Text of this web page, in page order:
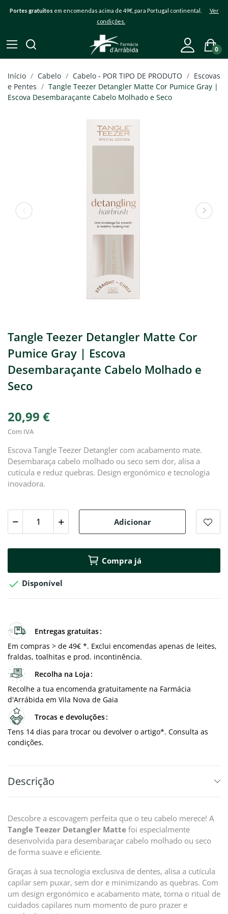
Portes gratuitos em encomendas acima de 49€, para Portugal continental. Ver
condições.
0
Início Cabelo Cabelo - POR TIPO DE PRODUTO
Escovas
e Pentes
Tangle Teezer Detangler Matte Cor Pumice Gray |
Escova Desembaraçante Cabelo Molhado e Seco
Tangle Teezer Detangler Matte Cor
Pumice Gray | Escova
Desembaraçante Cabelo Molhado e
Seco
20,99 €
Com IVA
Escova Tangle Teezer Detangler com acabamento mate.
Desembaraça cabelo molhado ou seco sem dor, alisa a
cutícula e reduz quebras. Design ergonómico e tecnologia
inovadora.
Adicionar
Compra já
 Disponível
Entregas gratuitas
Em compras > de 49€ *. Exclui encomendas apenas de leites,
fraldas, toalhitas e prod. incontinência.
Recolha na Loja
Recolhe a tua encomenda gratuitamente na Farmácia
d'Arrábida em Vila Nova de Gaia
Trocas e devoluções
Tens 14 dias para trocar ou devolver o artigo*. Consulta as
condições.
Descrição
Descobre a escovagem perfeita que o teu cabelo merece! A
Tangle Teezer Detangler Matte foi especialmente
desenvolvida para desembaraçar cabelo molhado ou seco
de forma suave e eficiente.
Graças à sua tecnologia exclusiva de dentes, alisa a cutícula
capilar sem puxar, sem dor e minimizando as quebras. Com
um design ergonómico e acabamento mate, torna o ritual de
cuidados capilares num momento de puro prazer e